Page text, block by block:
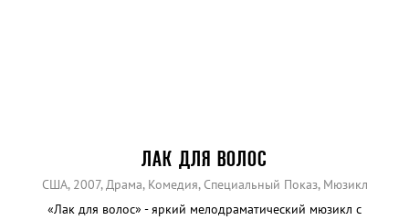
ЛАК ДЛЯ ВОЛОС
США, 2007, Драма, Комедия, Специальный Показ, Мюзикл
«Лак для волос» - яркий мелодраматический мюзикл с